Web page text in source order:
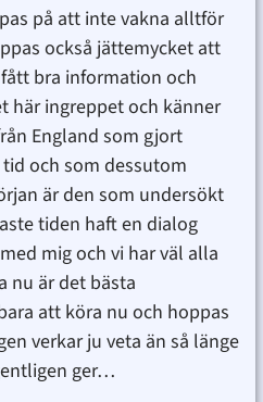
på att inte vakna alltför
också jättemycket att
bra information och
här ingreppet och känner
England som gjort
och som dessutom
är den som undersökt
tiden haft en dialog
mig och vi har väl alla
nu är det bästa
att köra nu och hoppas
verkar ju veta än så länge
ger…